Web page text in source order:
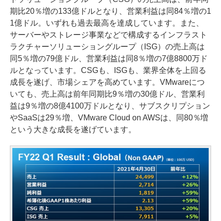
期比20％増の133億ドルとなり、営業利益は同84％増の1
1億ドル。いずれも過去最高を達成しています。また、
サーバーやストレージ事業などで構成するインフラスト
ラクチャーソリューショングループ（ISG）の売上高は
同5％増の79億ドル、営業利益は同8％増の7億8800万ド
ルとなっています。CSGも、ISGも、業界全体を上回る
成長を遂げ、市場シェアを高めています。VMwareにつ
いても、売上高は前年同期比9％増の30億ドル、営業利
益は9％増の8億4100万ドルとなり、サブスクリプション
やSaaSは29％増、VMware Cloud on AWSは、同80％増
という大きな成長を遂げています。